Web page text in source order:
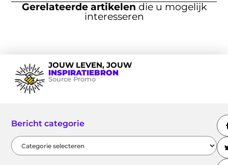
Gerelateerde artikelen die u mogelijk
interesseren
JOUW LEVEN, JOUW
INSPIRATIEBRON
Source Promo
Bericht categorie